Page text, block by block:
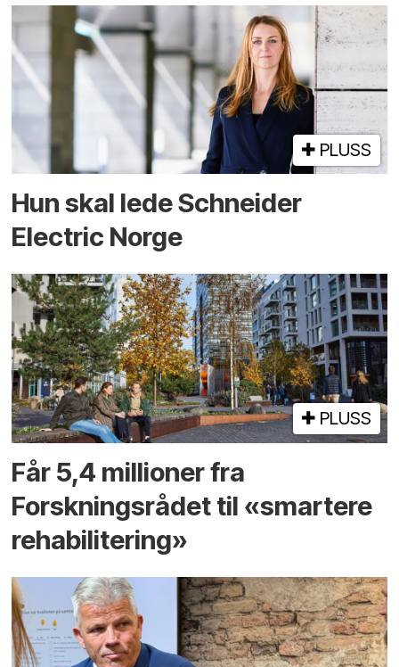
PLUSS
Hun skal lede Schneider
Electric Norge
PLUSS
Får 5,4 millioner fra
Forskningsrådet til «smartere
rehabilitering»